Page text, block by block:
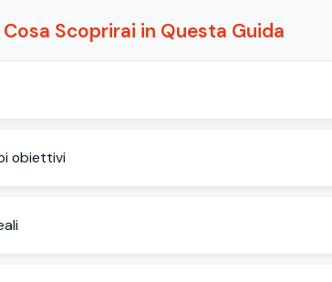
Cosa Scoprirai in Questa Guida
obiettivi